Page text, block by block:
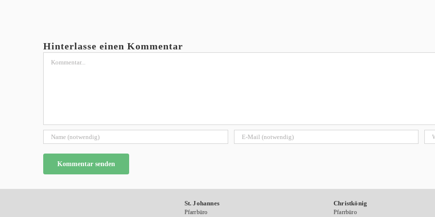
Hinterlasse einen Kommentar
St. Johannes
Pfarrbüro
Christkönig
Pfarrbüro